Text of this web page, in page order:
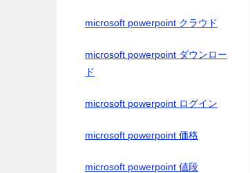
microsoft powerpoint クラウド
microsoft powerpoint ダウンロー
ド
microsoft powerpoint ログイン
microsoft powerpoint 価格
microsoft powerpoint 値段